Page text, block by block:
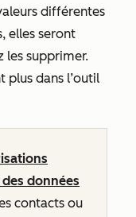
différentes
elles seront
les supprimer.
plus dans l’outil
données
contacts ou